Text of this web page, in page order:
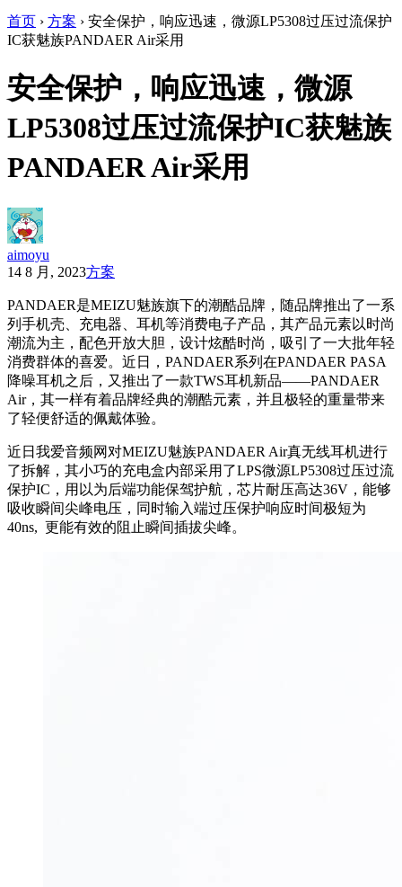
首页 › 方案 › 安全保护，响应迅速，微源LP5308过压过流保护
IC获魅族PANDAER Air采用
安全保护，响应迅速，微源
LP5308过压过流保护IC获魅族
PANDAER Air采用
aimoyu
14 8 月, 2023方案
PANDAER是MEIZU魅族旗下的潮酷品牌，随品牌推出了一系
列手机壳、充电器、耳机等消费电子产品，其产品元素以时尚
潮流为主，配色开放大胆，设计炫酷时尚，吸引了一大批年轻
消费群体的喜爱。近日，PANDAER系列在PANDAER PASA
降噪耳机之后，又推出了一款TWS耳机新品——PANDAER
Air，其一样有着品牌经典的潮酷元素，并且极轻的重量带来
了轻便舒适的佩戴体验。
近日我爱音频网对MEIZU魅族PANDAER Air真无线耳机进行
了拆解，其小巧的充电盒内部采用了LPS微源LP5308过压过流
保护IC，用以为后端功能保驾护航，芯片耐压高达36V，能够
吸收瞬间尖峰电压，同时输入端过压保护响应时间极短为
40ns, 更能有效的阻止瞬间插拔尖峰。